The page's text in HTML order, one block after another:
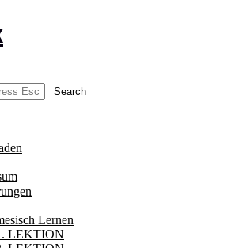
Lernen
LEKTION